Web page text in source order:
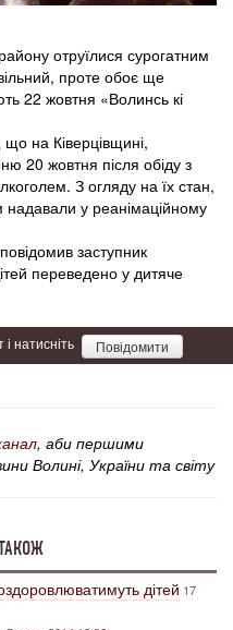
отруїлися сурогатним
проте обоє ще
22 жовтня «Волинсь кі
на Ківерцівщині,
20 жовтня після обіду з
З огляду на їх стан,
у реанімаційному
заступник
переведено у дитяче
натисніть Повідомити
, аби першими
Волині, України та світу
дітей 17